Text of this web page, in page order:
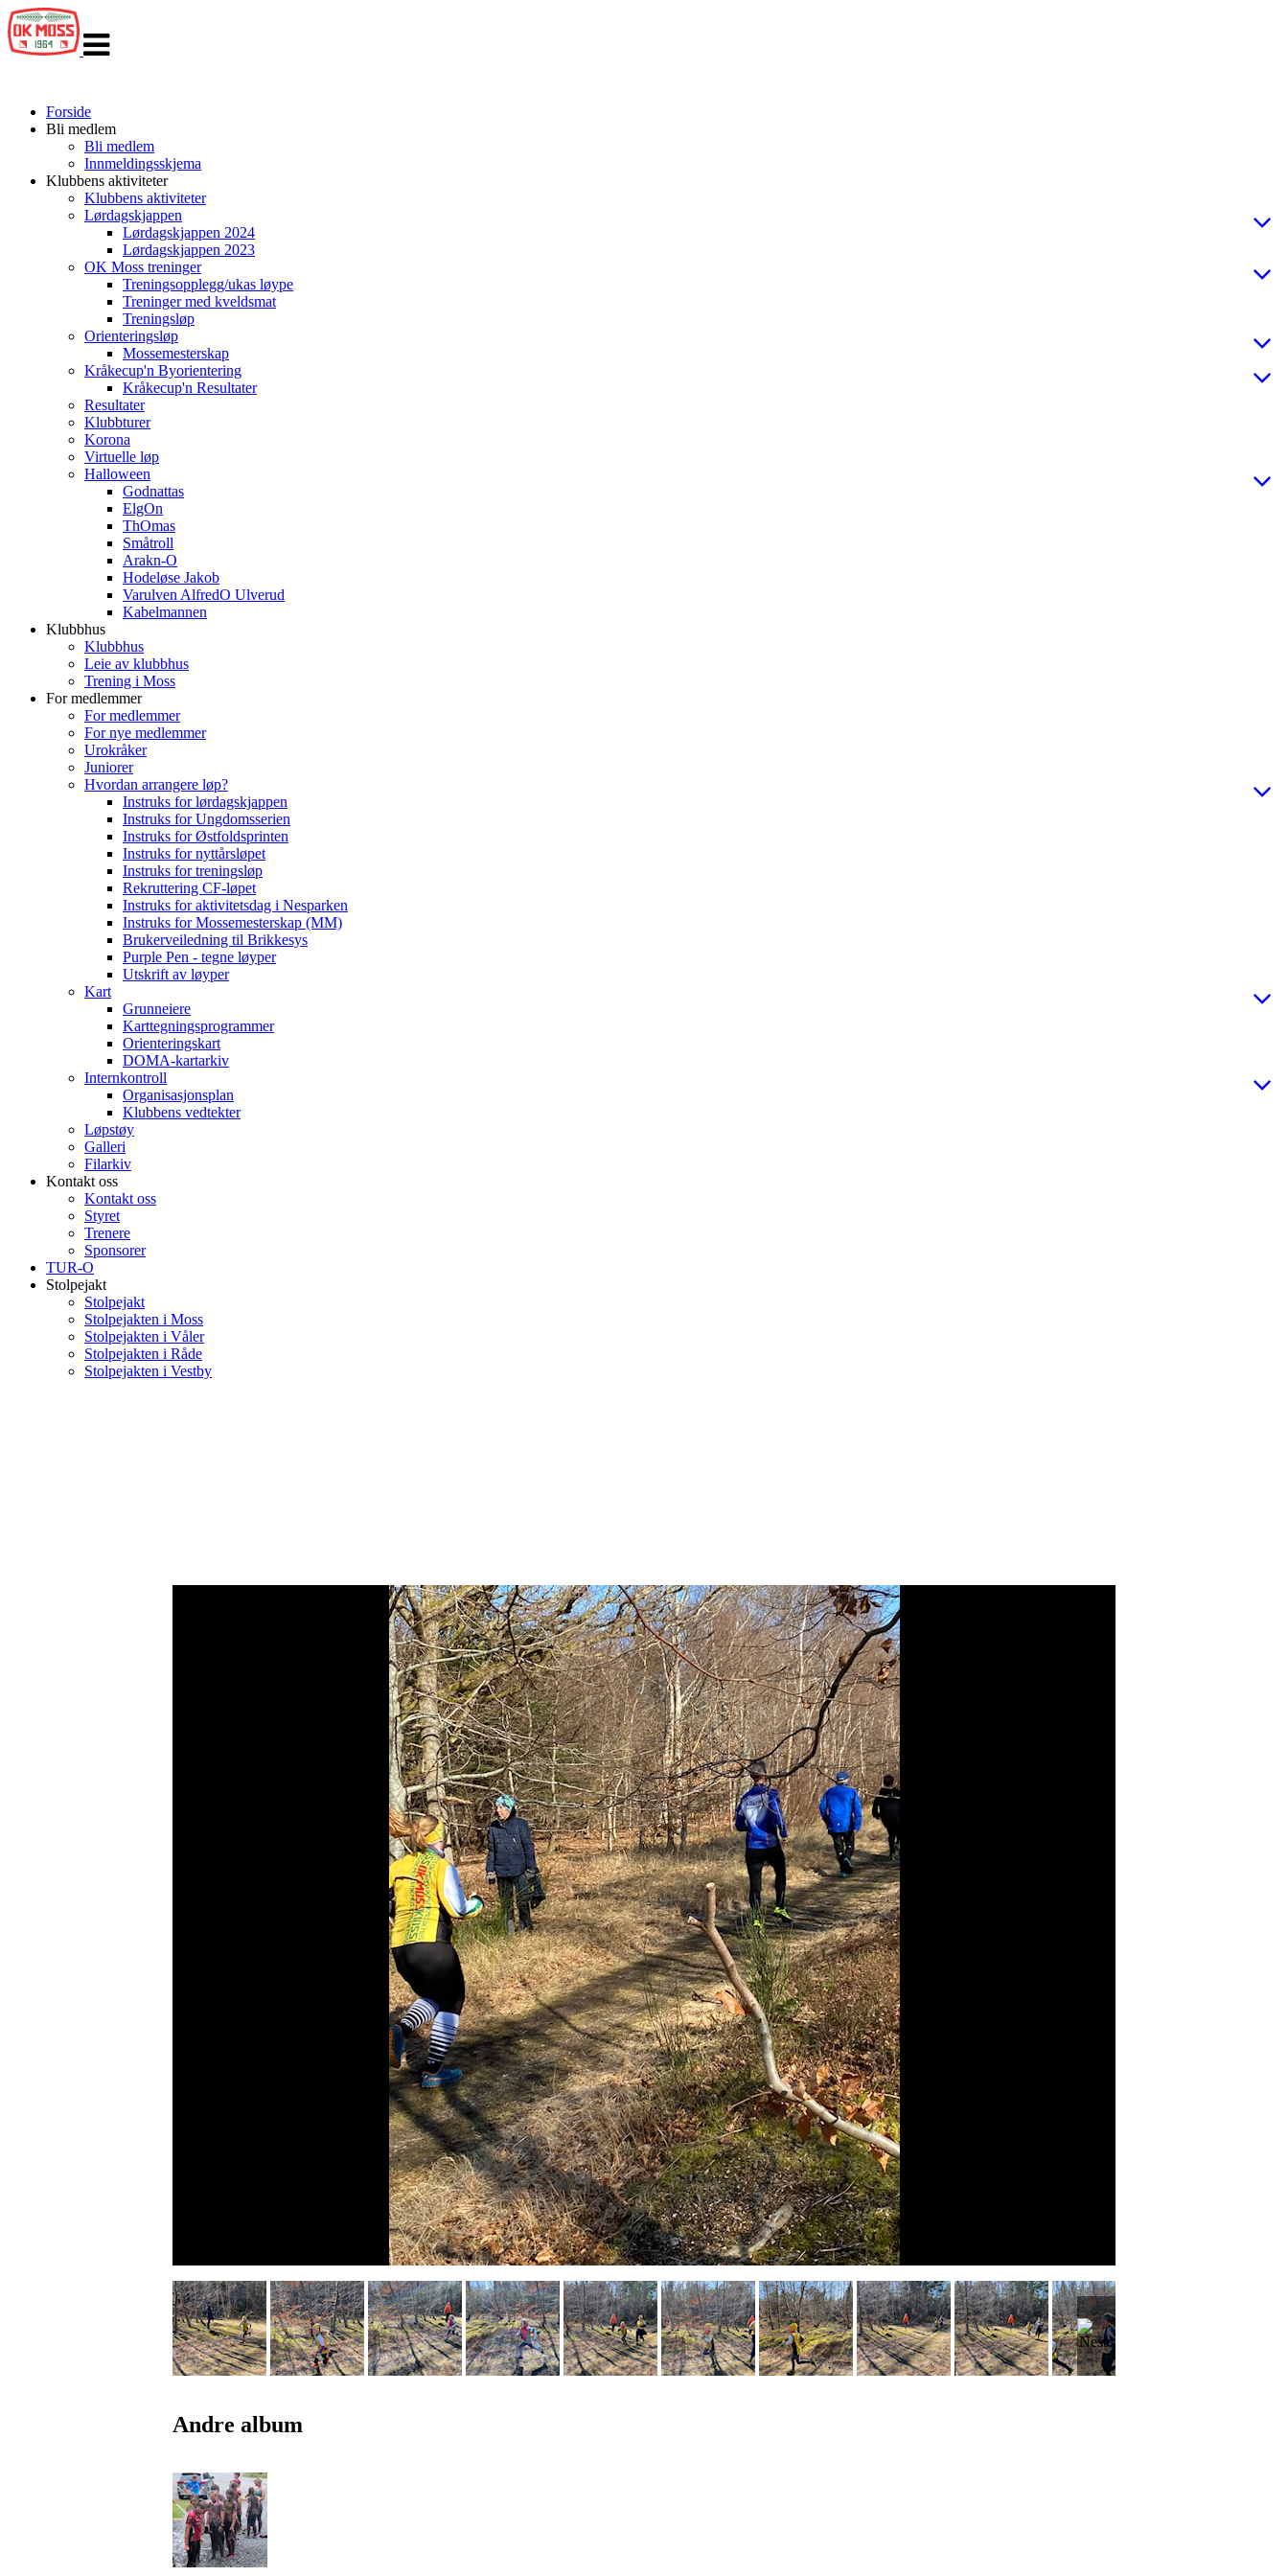
navigasjon
Forside
Bli medlem
Bli medlem
Innmeldingsskjema
Klubbens aktiviteter
Klubbens aktiviteter
Lørdagskjappen
Lørdagskjappen 2024
Lørdagskjappen 2023
OK Moss treninger
Treningsopplegg/ukas løype
Treninger med kveldsmat
Treningsløp
Orienteringsløp
Mossemesterskap
Kråkecup'n Byorientering
Kråkecup'n Resultater
Resultater
Klubbturer
Korona
Virtuelle løp
Halloween
Godnattas
ElgOn
ThOmas
Småtroll
Arakn-O
Hodeløse Jakob
Varulven AlfredO Ulverud
Kabelmannen
Klubbhus
Klubbhus
Leie av klubbhus
Trening i Moss
For medlemmer
For medlemmer
For nye medlemmer
Urokråker
Juniorer
Hvordan arrangere løp?
Instruks for lørdagskjappen
Instruks for Ungdomsserien
Instruks for Østfoldsprinten
Instruks for nyttårsløpet
Instruks for treningsløp
Rekruttering CF-løpet
Instruks for aktivitetsdag i Nesparken
Instruks for Mossemesterskap (MM)
Brukerveiledning til Brikkesys
Purple Pen - tegne løyper
Utskrift av løyper
Kart
Grunneiere
Karttegningsprogrammer
Orienteringskart
DOMA-kartarkiv
Internkontroll
Organisasjonsplan
Klubbens vedtekter
Løpstøy
Galleri
Filarkiv
Kontakt oss
Kontakt oss
Styret
Trenere
Sponsorer
TUR-O
Stolpejakt
Stolpejakt
Stolpejakten i Moss
Stolpejakten i Våler
Stolpejakten i Råde
Stolpejakten i Vestby
Andre album